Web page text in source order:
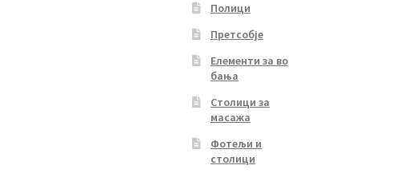
Полици
Претсобје
Елементи за во
бања
Столици за
масажа
Фотељи и
столици